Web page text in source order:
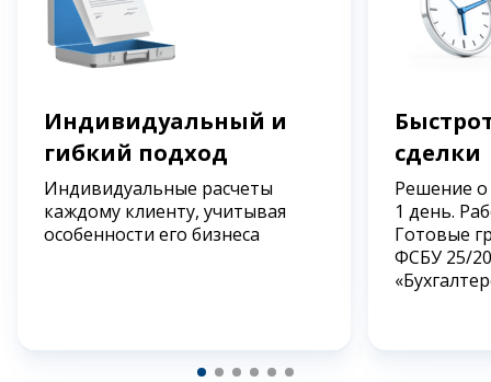
Индивидуальный и
гибкий подход
Индивидуальные расчеты
каждому клиенту, учитывая
особенности его бизнеса
сделки
Решение
1 день.
Готовые
ФСБУ 25/